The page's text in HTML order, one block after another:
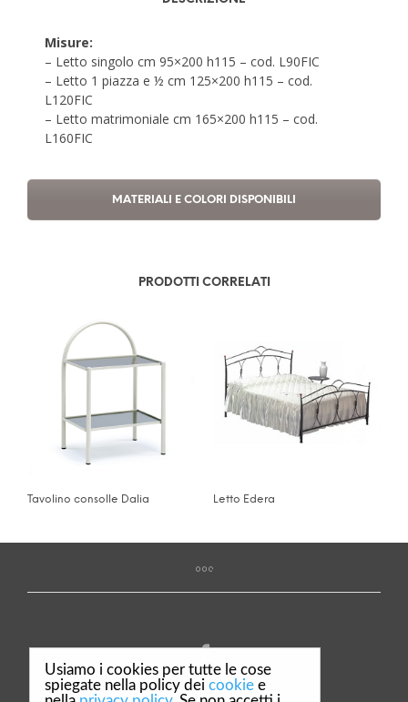
Misure:
– Letto singolo cm 95×200 h115 – cod. L90FIC
– Letto 1 piazza e ½ cm 125×200 h115 – cod.
L120FIC
– Letto matrimoniale cm 165×200 h115 – cod.
L160FIC
MATERIALI E COLORI DISPONIBILI
PRODOTTI CORRELATI
Tavolino consolle Dalia Letto Edera
Usiamo i cookies per tutte le cose
spiegate nella policy dei cookie e